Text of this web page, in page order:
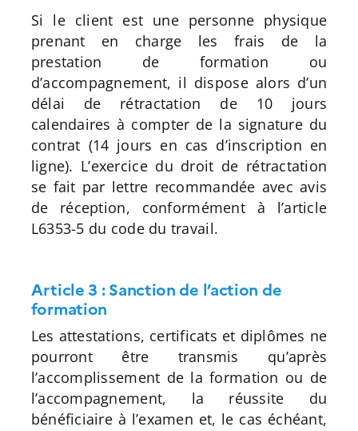
Si le client est une personne physique
prenant en charge les frais de la
prestation de formation ou
d’accompagnement, il dispose alors d’un
délai de rétractation de 10 jours
calendaires à compter de la signature du
contrat (14 jours en cas d’inscription en
ligne). L’exercice du droit de rétractation
se fait par lettre recommandée avec avis
de réception, conformément à l’article
L6353-5 du code du travail.
Article 3 : Sanction de l’action de
formation
Les attestations, certificats et diplômes ne
pourront être transmis qu’après
l’accomplissement de la formation ou de
l’accompagnement, la réussite du
bénéficiaire à l’examen et, le cas échéant,